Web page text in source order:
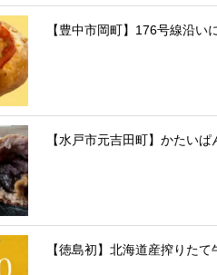
【豊中市岡町】176号線沿い
【水戸市元吉田町】かたい
【徳島初】北海道産搾りた